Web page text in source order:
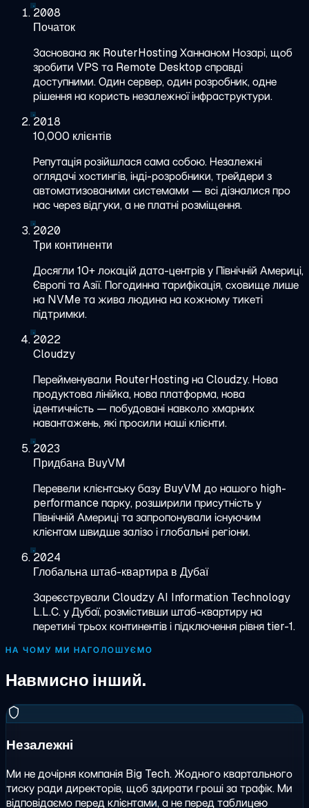
2008
Початок
Заснована як RouterHosting Ханнаном Нозарі, щоб
зробити VPS та Remote Desktop справді
доступними. Один сервер, один розробник, одне
рішення на користь незалежної інфраструктури.
2018
10,000 клієнтів
Репутація розійшлася сама собою. Незалежні
оглядачі хостингів, інді-розробники, трейдери з
автоматизованими системами — всі дізналися про
нас через відгуки, а не платні розміщення.
2020
Три континенти
Досягли 10+ локацій дата-центрів у Північній Америці,
Європі та Азії. Погодинна тарифікація, сховище лише
на NVMe та жива людина на кожному тикеті
підтримки.
2022
Cloudzy
Перейменували RouterHosting на Cloudzy. Нова
продуктова лінійка, нова платформа, нова
ідентичність — побудовані навколо хмарних
навантажень, які просили наші клієнти.
2023
Придбана BuyVM
Перевели клієнтську базу BuyVM до нашого high-
performance парку, розширили присутність у
Північній Америці та запропонували існуючим
клієнтам швидше залізо і глобальні регіони.
2024
Глобальна штаб-квартира в Дубаї
Зареєстрували Cloudzy AI Information Technology
L.L.C. у Дубаї, розмістивши штаб-квартиру на
перетині трьох континентів і підключення рівня tier-1.
НА ЧОМУ МИ НАГОЛОШУЄМО
Навмисно інший.
Незалежні
Ми не дочірня компанія Big Tech. Жодного квартального
тиску ради директорів, щоб здирати гроші за трафік. Ми
відповідаємо перед клієнтами, а не перед таблицею